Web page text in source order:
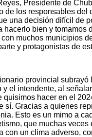
Presidente de
de los responsables del
una decisión difícil de
hacerlo bien y tomamos
muchos municipios
y protagonistas de
provincial subrayó
el intendente, al
quisimos hacer en el
sí. Gracias a quienes
Esto es un mimo a
que muchas veces
con un clima adverso,